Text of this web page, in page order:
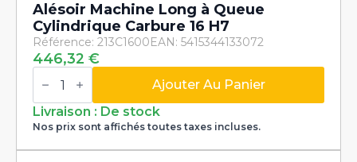
Alésoir Machine Long à Queue
Cylindrique Carbure 16 H7
Référence: 213C1600EAN: 5415344133072
446,32 €
quantité
de
Machine
Long
Queue
Ajouter Au Panier
Livraison : De stock
Nos prix sont affichés toutes taxes incluses.